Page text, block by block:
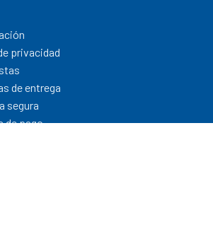
privacidad
de entrega
segura
de pago